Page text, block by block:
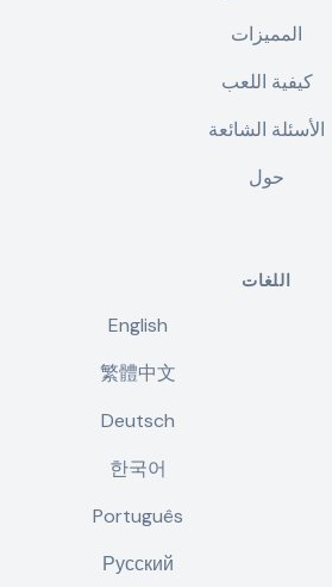
المميزات
كيفية اللعب
الأسئلة الشائعة
حول
اللغات
English
繁體中文
Deutsch
한국어
Português
Русский